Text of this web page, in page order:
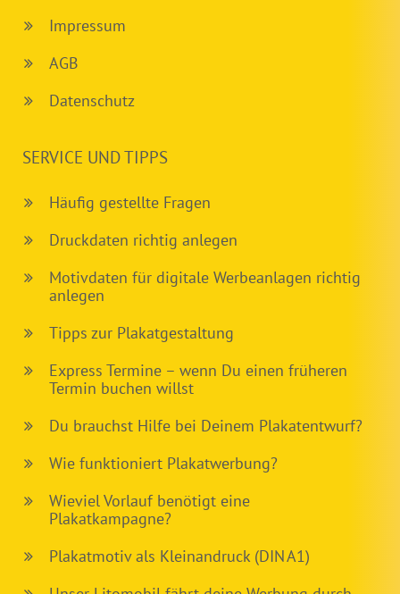
Impressum
AGB
Datenschutz
SERVICE UND TIPPS
Häufig gestellte Fragen
Druckdaten richtig anlegen
Motivdaten für digitale Werbeanlagen richtig
anlegen
Tipps zur Plakatgestaltung
Express Termine – wenn Du einen früheren
Termin buchen willst
Du brauchst Hilfe bei Deinem Plakatentwurf?
Wie funktioniert Plakatwerbung?
Wieviel Vorlauf benötigt eine
Plakatkampagne?
Plakatmotiv als Kleinandruck (DIN A1)